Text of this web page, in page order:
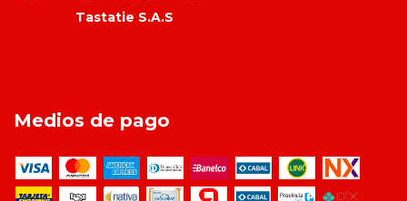
Medios de pago